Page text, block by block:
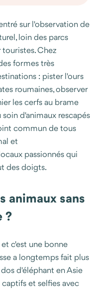
sur l'observation de
loin des parcs
Chez
formes très
: pister l'ours
roumaines, observer
les cerfs au brame
d'animaux rescapés
commun de tous
et
passionnés qui
des doigts.
animaux sans
?
c'est une bonne
a longtemps fait plus
d'éléphant en Asie
et selfies avec